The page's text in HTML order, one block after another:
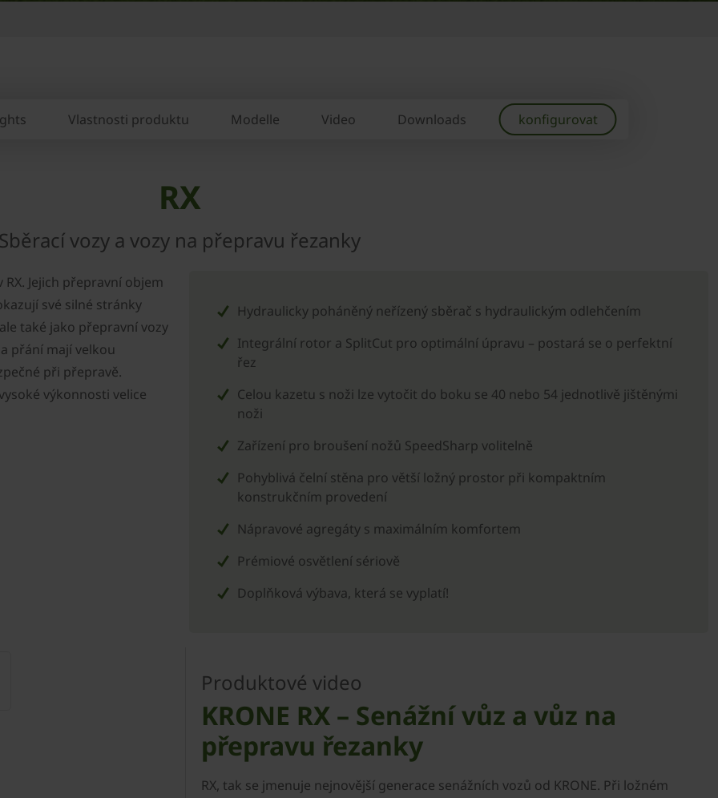
Vlastnosti produktu Modelle Video Downloads konfigurovat
RX
Sběrací vozy a vozy na přepravu řezanky
Jejich přepravní objem
své silné stránky
také jako přepravní vozy
přání mají velkou
při přepravě.
výkonnosti velice
Hydraulicky poháněný neřízený sběrač s hydraulickým odlehčením
Integrální rotor a SplitCut pro optimální úpravu – postará se o perfektní
řez
Celou kazetu s noži lze vytočit do boku se 40 nebo 54 jednotlivě jištěnými
noži
Zařízení pro broušení nožů SpeedSharp volitelně
Pohyblivá čelní stěna pro větší ložný prostor při kompaktním
konstrukčním provedení
Nápravové agregáty s maximálním komfortem
Prémiové osvětlení sériově
Doplňková výbava, která se vyplatí!
Produktové video
KRONE RX – Senážní vůz a vůz na
přepravu řezanky
RX, tak se jmenuje nejnovější generace senážních vozů od KRONE. Při ložném